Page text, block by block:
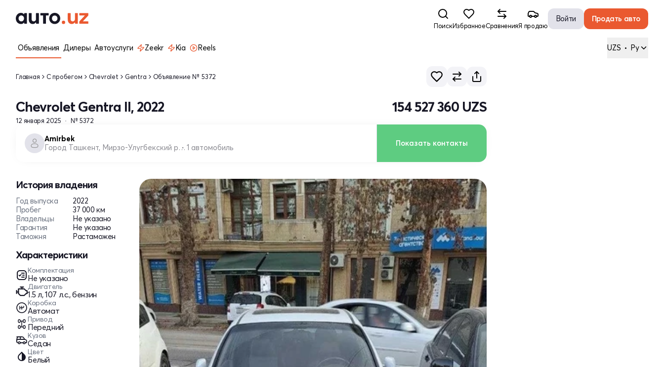
ПоискИзбранноеСравненияЯ продаю
Войти Продать авто
Объявления Дилеры Автоуслуги Zeekr Kia Reels UZS • Ру
Главная С пробегом Chevrolet Gentra Объявление № 5372
Chevrolet Gentra II, 2022
12 января 2025 № 5372
154 527 360 UZS
Amirbek
Город Ташкент, Мирзо-Улугбекский район 1 автомобиль Показать контакты
История владения
Год выпуска
2022
Пробег
37 000 км
Владельцы
Не указано
Гарантия
Не указано
Таможня
Растаможен
Характеристики
Комплектация
Не указано
Двигатель
1.5 л, 107 л.с., бензин
Коробка
Автомат
Привод
Передний
Кузов
Седан
Цвет
Белый